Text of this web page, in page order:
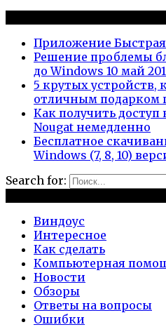
Приложение
Решение проблемы
до Windows 10 май
5 крутых устройств,
отличным подарком
Как получить доступ
Nougat немедленно
Бесплатное
Windows (7, 8, 10)
Search for:
Виндоус
Интересное
Как сделать
Компьютерная
Новости
Обзоры
Ответы на вопросы
Ошибки